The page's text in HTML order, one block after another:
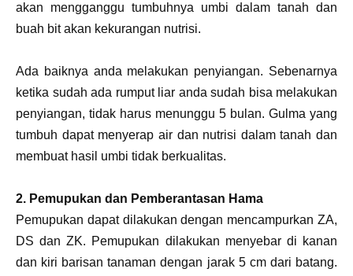
akan mengganggu tumbuhnya umbi dalam tanah dan
buah bit akan kekurangan nutrisi.
Ada baiknya anda melakukan penyiangan. Sebenarnya
ketika sudah ada rumput liar anda sudah bisa melakukan
penyiangan, tidak harus menunggu 5 bulan. Gulma yang
tumbuh dapat menyerap air dan nutrisi dalam tanah dan
membuat hasil umbi tidak berkualitas.
2. Pemupukan dan Pemberantasan Hama
Pemupukan dapat dilakukan dengan mencampurkan ZA,
DS dan ZK. Pemupukan dilakukan menyebar di kanan
dan kiri barisan tanaman dengan jarak 5 cm dari batang.